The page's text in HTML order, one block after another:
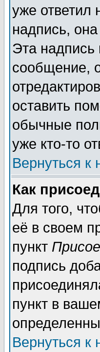
уже ответил
надпись,
Эта надпись
сообщение,
оставить
обычные
уже кто-то
Вернуться к
Как
Для того,
её в своем
пункт
подпись
пункт в
Вернуться к